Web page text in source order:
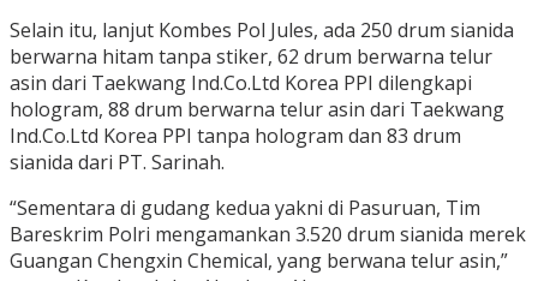
Selain itu, lanjut Kombes Pol Jules, ada 250 drum sianida
berwarna hitam tanpa stiker, 62 drum berwarna telur
asin dari Taekwang Ind.Co.Ltd Korea PPI dilengkapi
hologram, 88 drum berwarna telur asin dari Taekwang
Ind.Co.Ltd Korea PPI tanpa hologram dan 83 drum
sianida dari PT. Sarinah.
“Sementara di gudang kedua yakni di Pasuruan, Tim
Bareskrim Polri mengamankan 3.520 drum sianida merek
Guangan Chengxin Chemical, yang berwana telur asin,”